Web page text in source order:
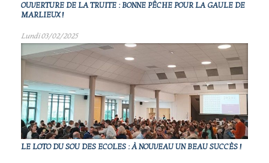
OUVERTURE DE LA TRUITE : BONNE PÊCHE POUR LA GAULE DE
MARLIEUX !
Lundi 03/02/2025
LE LOTO DU SOU DES ECOLES : À NOUVEAU UN BEAU SUCCÈS !